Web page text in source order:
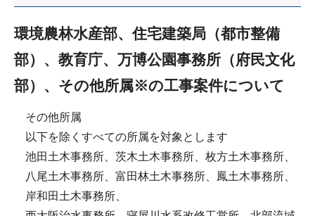
環境農林水産部、住宅建築局（都市整備
部）、教育庁、万博公園事務所（府民文化
部）、その他所属※の工事案件について
その他所属
以下を除くすべての所属を対象とします
池田土木事務所、茨木土木事務所、枚方土木事務所、
八尾土木事務所、富田林土木事務所、鳳土木事務所、
岸和田土木事務所、